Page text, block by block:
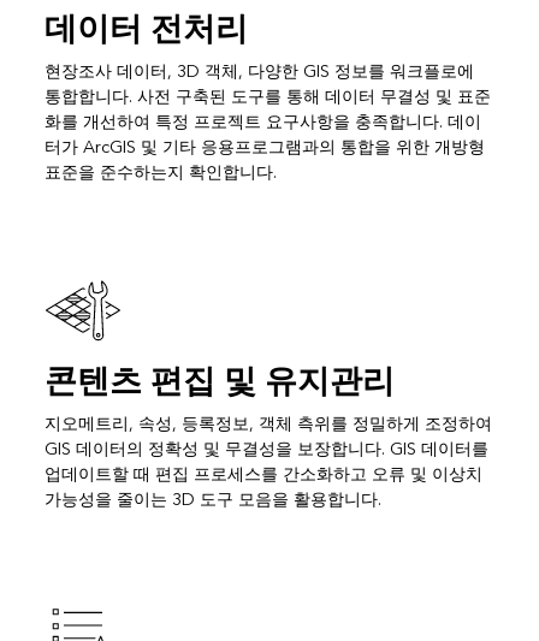
데이터 전처리
현장조사 데이터, 3D 객체, 다양한 GIS 정보를 워크플로에
통합합니다. 사전 구축된 도구를 통해 데이터 무결성 및 표준
화를 개선하여 특정 프로젝트 요구사항을 충족합니다. 데이
터가 ArcGIS 및 기타 응용프로그램과의 통합을 위한 개방형
표준을 준수하는지 확인합니다.
콘텐츠 편집 및 유지관리
지오메트리, 속성, 등록정보, 객체 측위를 정밀하게 조정하여
GIS 데이터의 정확성 및 무결성을 보장합니다. GIS 데이터를
업데이트할 때 편집 프로세스를 간소화하고 오류 및 이상치
가능성을 줄이는 3D 도구 모음을 활용합니다.